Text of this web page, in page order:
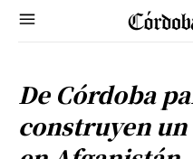
De Córdoba
construyen